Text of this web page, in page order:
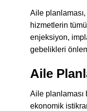
Aile
hizmetlerin
enjeksiyon,
gebelikleri
Aile
Aile planlaması
ekonomik